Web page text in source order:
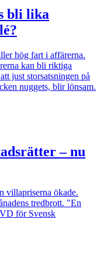
bli lika
hög fart i affärerna.
kan bli riktiga
just storsatsningen på
nuggets, blir lönsam.
– nu
villapriserna ökade.
tredbrott. "En
för Svensk